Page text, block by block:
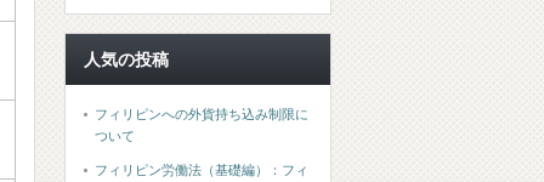
人気の投稿
フィリピンへの外貨持ち込み制限に
ついて
フィリピン労働法（基礎編）：フィ